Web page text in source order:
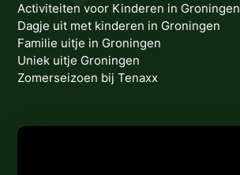
Activiteiten voor Kinderen in Groningen
Dagje uit met kinderen in Groningen
Familie uitje in Groningen
Uniek uitje Groningen
Zomerseizoen bij Tenaxx